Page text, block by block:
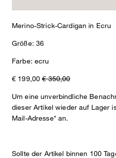
Merino-Strick-Cardigan in Ecru
Größe: 36
Farbe: ecru
€ 199,00€ 350,00
Um eine unverbindliche
dieser Artikel wieder auf Lager
Mail-Adresse* an.
Sollte der Artikel binnen 100